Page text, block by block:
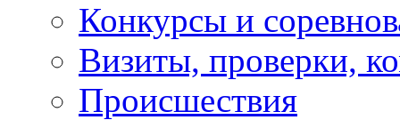
Конкурсы и
Визиты, проверки,
Происшествия